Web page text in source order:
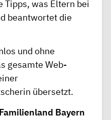
Tipps, was Eltern bei
beantwortet die
und ohne
gesamte Web-
übersetzt.
Familienland Bayern